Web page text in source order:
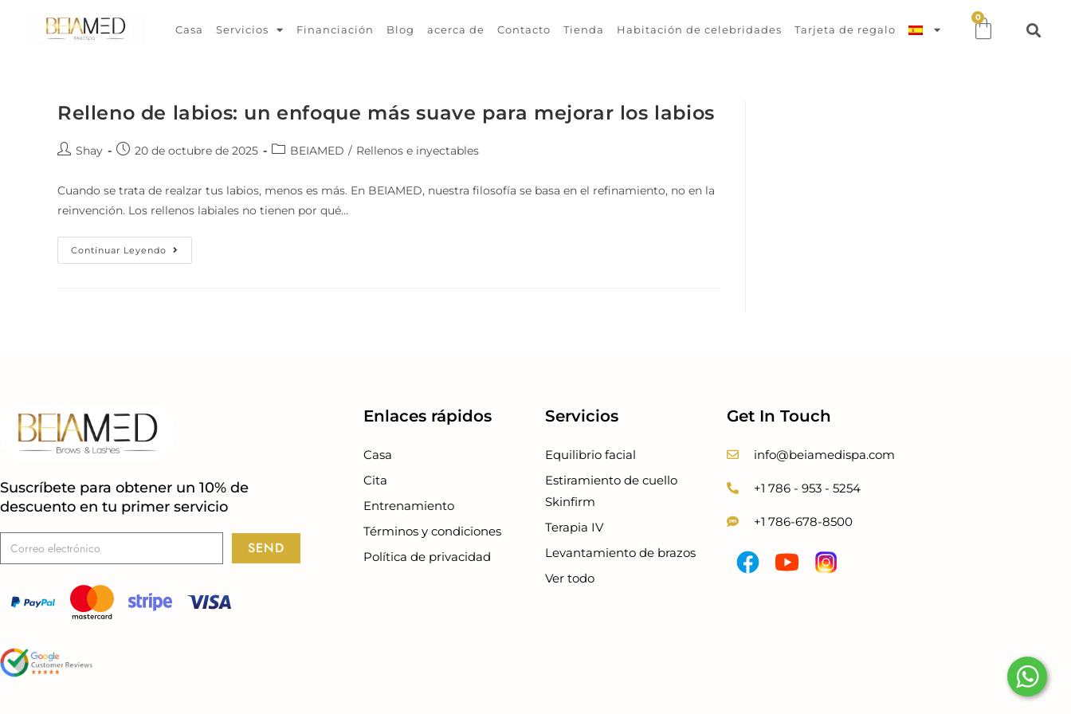
Casa Servicios Financiación Blog acerca de Contacto Tienda Habitación de celebridades Tarjeta de regalo
0
Relleno de labios: un enfoque más suave para mejorar los labios
Shay 20 de octubre de 2025 BEIAMED / Rellenos e inyectables
Cuando se trata de realzar tus labios, menos es más. En BEIAMED, nuestra filosofía se basa en el refinamiento, no en la
reinvención. Los rellenos labiales no tienen por qué…
Continuar Leyendo
Suscríbete para obtener un 10% de
descuento en tu primer servicio
SEND
Enlaces rápidos
Casa
Cita
Entrenamiento
Términos y condiciones
Política de privacidad
Servicios
Equilibrio facial
Estiramiento de cuello
Skinfirm
Terapia IV
Levantamiento de brazos
Ver todo
Get In Touch
info@beiamedispa.com
+1 786 - 953 - 5254
+1 786-678-8500